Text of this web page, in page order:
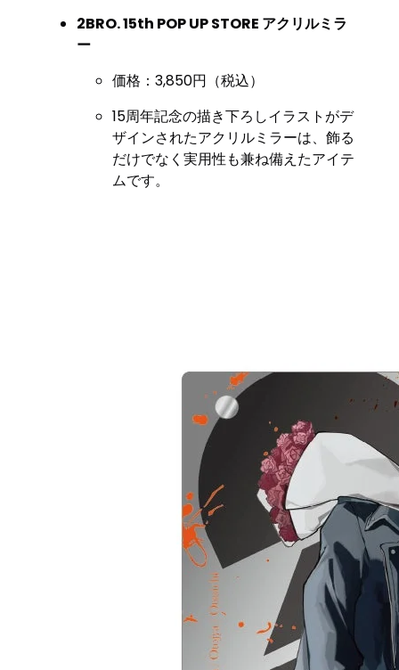
2BRO. 15th POP UP STORE アクリルミラ
ー
価格：3,850円（税込）
15周年記念の描き下ろしイラストがデ
ザインされたアクリルミラーは、飾る
だけでなく実用性も兼ね備えたアイテ
ムです。